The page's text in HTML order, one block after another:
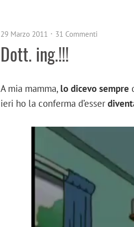
29 Marzo 2011 31 Commenti
Dott. ing.!!!
A mia mamma, lo dicevo sempre
ieri ho la conferma d’esser